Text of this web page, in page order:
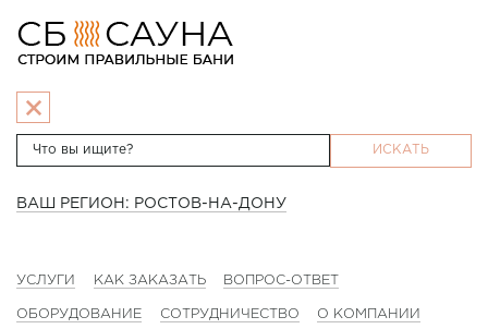
ИСКАТЬ
ВАШ РЕГИОН: РОСТОВ-НА-ДОНУ
УСЛУГИ КАК ЗАКАЗАТЬ ВОПРОС-ОТВЕТ
ОБОРУДОВАНИЕ СОТРУДНИЧЕСТВО О КОМПАНИИ